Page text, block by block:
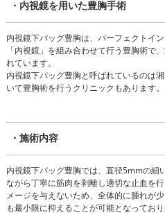
・内視鏡を用いた豊胸手術
内視鏡下バッグ豊胸は、パーフェクトイ
「内視鏡」を組み合わせて行う豊胸術で
れています。
内視鏡下バッグ豊胸と呼ばれているのは
いて豊胸術を行うクリニックもあります。
・施術内容
内視鏡下バッグ豊胸では、直径5mmの細
ながら丁寧に筋肉を剥離し適切な止血を
メージを与えないため、全体的に腫れが
も最小限に抑えることが可能となってお